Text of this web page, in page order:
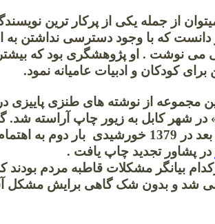
میتوان از جمله یکی از پرکار ترین
که با وجود دسترسی نداشتن به
می نوشت . او پژوهشگری بود که
برای کودکان و ادبیات
در شهر کابل به زیور چاپ آراسته شد.
بار دوم به اهتمام
در پشاور تجدید چاپ
بیانگر مشکلات قاطبه مردم بودند
شد و بدون شک گاهی برایش مشکل